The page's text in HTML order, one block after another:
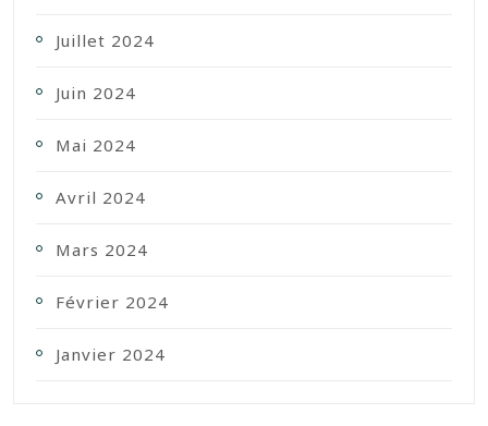
Juillet 2024
Juin 2024
Mai 2024
Avril 2024
Mars 2024
Février 2024
Janvier 2024